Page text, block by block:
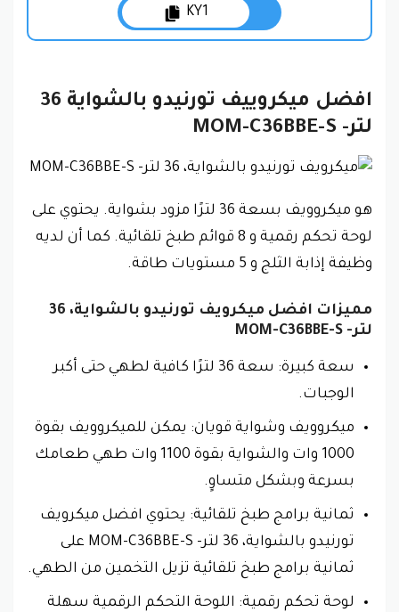
KY1
افضل ميكروييف تورنيدو بالشواية 36
لتر- MOM-C36BBE-S
هو ميكروويف بسعة 36 لترًا مزود بشواية. يحتوي على
لوحة تحكم رقمية و 8 قوائم طبخ تلقائية. كما أن لديه
وظيفة إذابة الثلج و 5 مستويات طاقة.
مميزات افضل ميكرويف تورنيدو بالشواية، 36
لتر- MOM-C36BBE-S
سعة كبيرة: سعة 36 لترًا كافية لطهي حتى أكبر
الوجبات.
ميكروويف وشواية قويان: يمكن للميكروويف بقوة
1000 وات والشواية بقوة 1100 وات طهي طعامك
بسرعة وبشكل متساوٍ.
ثمانية برامج طبخ تلقائية: يحتوي افضل ميكرويف
تورنيدو بالشواية، 36 لتر- MOM-C36BBE-S على
ثمانية برامج طبخ تلقائية تزيل التخمين من الطهي.
لوحة تحكم رقمية: اللوحة التحكم الرقمية سهلة